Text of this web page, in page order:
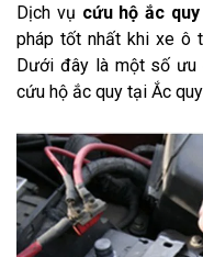
Dịch vụ cứu hộ ắc
pháp tốt nhất khi xe ô
Dưới đây là một số
cứu hộ ắc quy tại Ắc